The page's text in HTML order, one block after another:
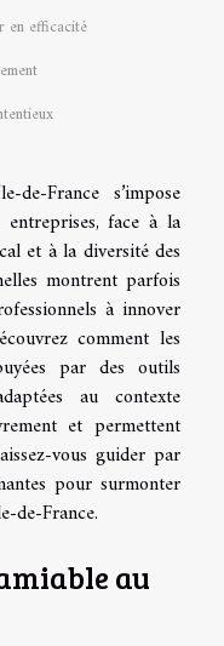
en efficacité
France s’impose
face à la
et à la diversité des
montrent parfois
à innover
comment les
par des outils
au contexte
et permettent
vous guider par
pour surmonter
de-France.
au